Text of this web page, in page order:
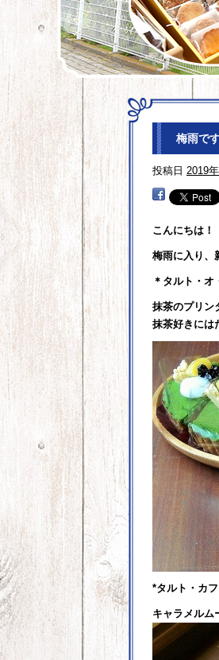
梅雨です
投稿日 2019
こんにちは！
梅雨に入り、
＊タルト・オ
抹茶のプリン
抹茶好きには
*タルト・カ
キャラメルム